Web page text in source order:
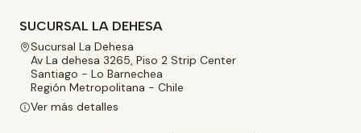
SUCURSAL LA DEHESA
Sucursal La Dehesa
Av La dehesa 3265, Piso 2 Strip Center
Santiago - Lo Barnechea
Región Metropolitana - Chile
Ver más detalles